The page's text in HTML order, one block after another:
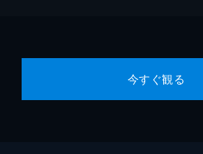
今すぐ観る